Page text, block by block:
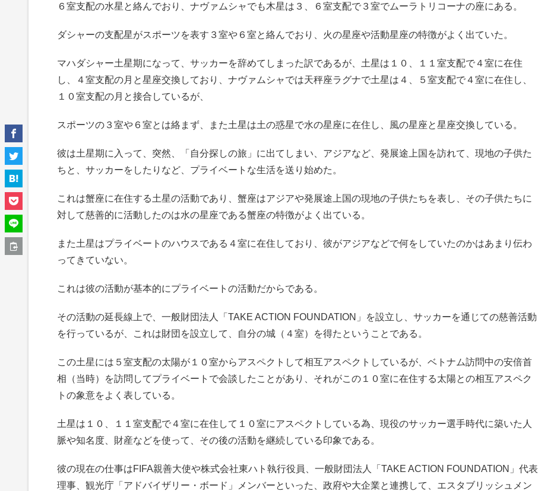
６室支配の水星と絡んでおり、ナヴァムシャでも木星は３、６室支配で３室でムーラトリコーナの座にある。
ダシャーの支配星がスポーツを表す３室や６室と絡んでおり、火の星座や活動星座の特徴がよく出ていた。
マハダシャー土星期になって、サッカーを辞めてしまった訳であるが、土星は１０、１１室支配で４室に在住
し、４室支配の月と星座交換しており、ナヴァムシャでは天秤座ラグナで土星は４、５室支配で４室に在住し、
１０室支配の月と接合しているが、
スポーツの３室や６室とは絡まず、また土星は土の惑星で水の星座に在住し、風の星座と星座交換している。
彼は土星期に入って、突然、「自分探しの旅」に出てしまい、アジアなど、発展途上国を訪れて、現地の子供た
ちと、サッカーをしたりなど、プライベートな生活を送り始めた。
これは蟹座に在住する土星の活動であり、蟹座はアジアや発展途上国の現地の子供たちを表し、その子供たちに
対して慈善的に活動したのは水の星座である蟹座の特徴がよく出ている。
また土星はプライベートのハウスである４室に在住しており、彼がアジアなどで何をしていたのかはあまり伝わ
ってきていない。
これは彼の活動が基本的にプライベートの活動だからである。
その活動の延長線上で、一般財団法人「TAKE ACTION FOUNDATION」を設立し、サッカーを通じての慈善活動
を行っているが、これは財団を設立して、自分の城（４室）を得たということである。
この土星には５室支配の太陽が１０室からアスペクトして相互アスペクトしているが、ベトナム訪問中の安倍首
相（当時）を訪問してプライベートで会談したことがあり、それがこの１０室に在住する太陽との相互アスペク
トの象意をよく表している。
土星は１０、１１室支配で４室に在住して１０室にアスペクトしている為、現役のサッカー選手時代に築いた人
脈や知名度、財産などを使って、その後の活動を継続している印象である。
彼の現在の仕事はFIFA親善大使や株式会社東ハト執行役員、一般財団法人「TAKE ACTION FOUNDATION」代表
理事、観光庁「アドバイザリー・ボード」メンバーといった、政府や大企業と連携して、エスタブリッシュメン